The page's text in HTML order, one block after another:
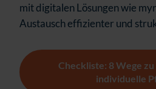
mit digitalen Lösungen wie
Austausch effizienter und
Checkliste: 8 Wege
individuelle